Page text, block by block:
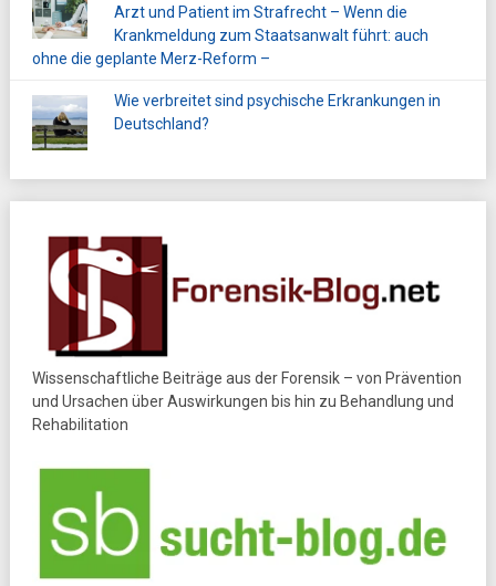
Arzt und Patient im Strafrecht – Wenn die
Krankmeldung zum Staatsanwalt führt: auch
ohne die geplante Merz-Reform –
Wie verbreitet sind psychische Erkrankungen in
Deutschland?
Wissenschaftliche Beiträge aus der Forensik – von Prävention
und Ursachen über Auswirkungen bis hin zu Behandlung und
Rehabilitation